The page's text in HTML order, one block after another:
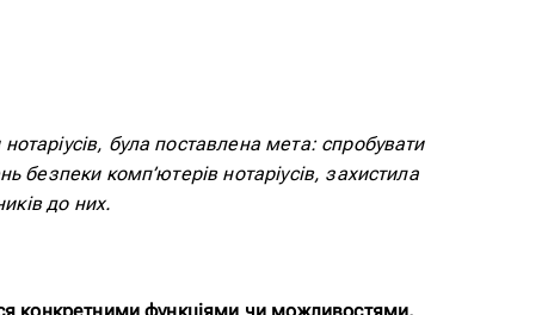
була поставлена мета: спробувати
безпеки комп’ютерів нотаріусів, захистила
до них.